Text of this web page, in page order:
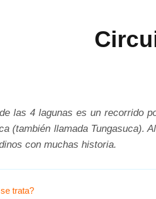
las 4 lagunas es un recorrido
(también llamada Tungasuca).
con muchas historia.
trata?